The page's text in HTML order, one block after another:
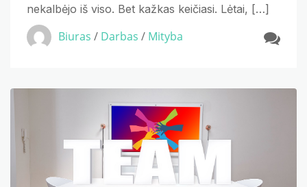
nekalbėjo iš viso. Bet kažkas keičiasi. Lėtai, […]
Biuras / Darbas / Mityba